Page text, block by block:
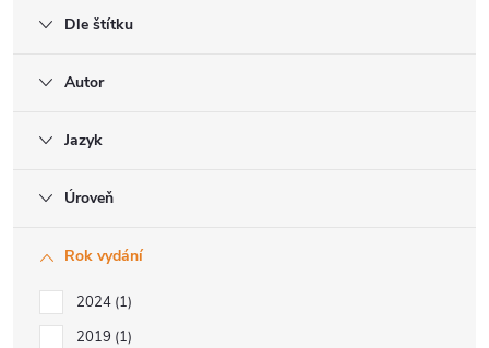
Dle štítku
Autor
Jazyk
Úroveň
Rok vydání
2024 1
2019 1